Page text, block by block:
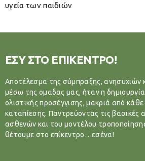
υγεία των παιδιών
ΕΣΥ ΣΤΟ ΕΠΙΚΕΝΤΡΟ!
Αποτέλεσμα της σύμπραξης, ανησυχιών
μέσω της ομαδας μας, ήταν η δημιουργία
ολιστικής προσέγγισης, μακριά από κάθε
καταπίεσης. Παντρεύοντας τις βασικές
ασθενών και του μοντέλου
θέτουμε στο επίκεντρο…εσένα!